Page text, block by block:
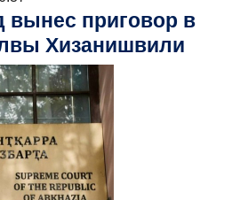
вынес приговор в
Хизанишвили